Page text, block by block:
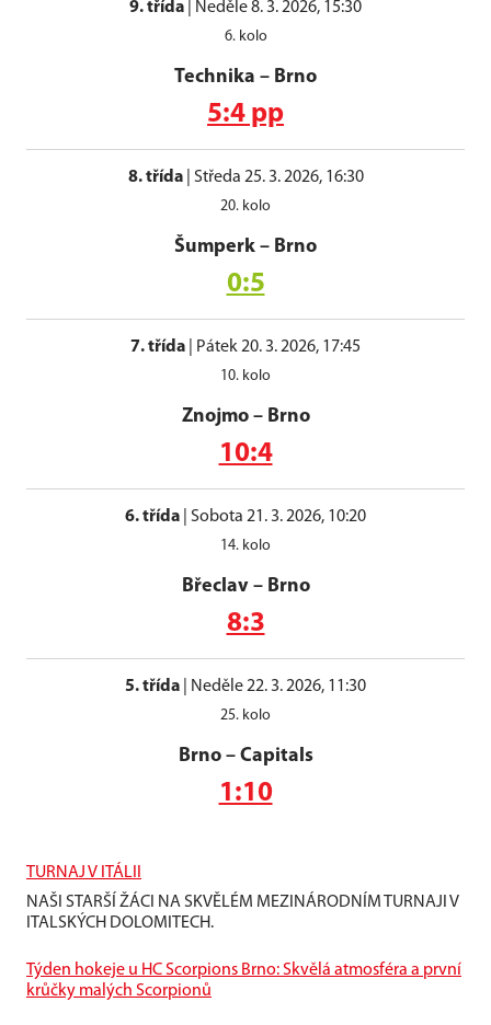
9. třída Neděle 8. 3. 2026, 15:30
6. kolo
Technika – Brno
5:4 pp
8. třída| Středa 25. 3. 2026, 16:30
20. kolo
Šumperk – Brno
0:5
7. třída Pátek 20. 3. 2026, 17:45
10. kolo
Znojmo– Brno
10:4
6. třída Sobota 21. 3. 2026, 10:20
14. kolo
Břeclav– Brno
8:3
5. třída Neděle 22. 3. 2026, 11:30
25. kolo
Brno– Capitals
1:10
TURNAJ V ITÁLII
NAŠI STARŠÍ ŽÁCI NA SKVĚLÉM MEZINÁRODNÍM TURNAJI V
ITALSKÝCH DOLOMITECH.
Týden hokeje u HC Scorpions Brno: Skvělá atmosféra a první
krůčky malých Scorpionů